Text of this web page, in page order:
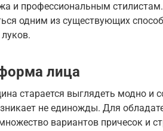
и профессиональным
одним из существующих
лица
старается выглядеть модно и
не единожды. Для
вариантов причесок и